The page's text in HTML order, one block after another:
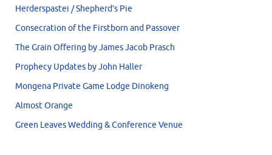
Herderspastei / Shepherd’s Pie
Consecration of the Firstborn and Passover
The Grain Offering by James Jacob Prasch
Prophecy Updates by John Haller
Mongena Private Game Lodge Dinokeng
Almost Orange
Green Leaves Wedding & Conference Venue